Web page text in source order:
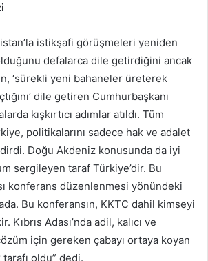
istikşafi görüşmeleri yeniden
defalarca dile getirdiğini ancak
‘sürekli yeni bahaneler üreterek
dile getiren Cumhurbaşkanı
kışkırtıcı adımlar atıldı. Tüm
politikalarını sadece hak ve adalet
Doğu Akdeniz konusunda da iyi
sergileyen taraf Türkiye’dir. Bu
konferans düzenlenmesi yönündeki
Bu konferansın, KKTC dahil kimseyi
Kıbrıs Adası’nda adil, kalıcı ve
için gereken çabayı ortaya koyan
oldu” dedi.